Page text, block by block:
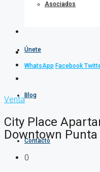
Asociados
Únete
Blog
Contacto
WhatsApp Facebook
Venta
City Place
Downtown Punta
0